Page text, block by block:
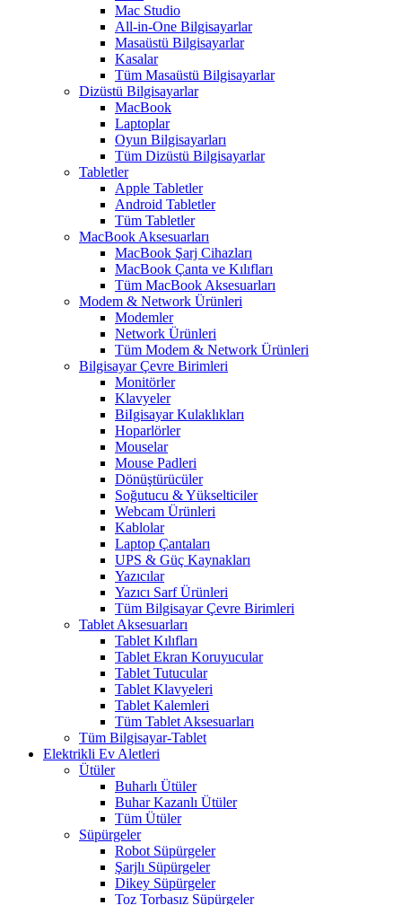
Mac Studio
All-in-One Bilgisayarlar
Masaüstü Bilgisayarlar
Kasalar
Tüm Masaüstü Bilgisayarlar
Dizüstü Bilgisayarlar
MacBook
Laptoplar
Oyun Bilgisayarları
Tüm Dizüstü Bilgisayarlar
Tabletler
Apple Tabletler
Android Tabletler
Tüm Tabletler
MacBook Aksesuarları
MacBook Şarj Cihazları
MacBook Çanta ve Kılıfları
Tüm MacBook Aksesuarları
Modem & Network Ürünleri
Modemler
Network Ürünleri
Tüm Modem & Network Ürünleri
Bilgisayar Çevre Birimleri
Monitörler
Klavyeler
BiIgisayar Kulaklıkları
Hoparlörler
Mouselar
Mouse Padleri
Dönüştürücüler
Soğutucu & Yükselticiler
Webcam Ürünleri
Kablolar
Laptop Çantaları
UPS & Güç Kaynakları
Yazıcılar
Yazıcı Sarf Ürünleri
Tüm Bilgisayar Çevre Birimleri
Tablet Aksesuarları
Tablet Kılıfları
Tablet Ekran Koruyucular
Tablet Tutucular
Tablet Klavyeleri
Tablet Kalemleri
Tüm Tablet Aksesuarları
Tüm Bilgisayar-Tablet
Elektrikli Ev Aletleri
Ütüler
Buharlı Ütüler
Buhar Kazanlı Ütüler
Tüm Ütüler
Süpürgeler
Robot Süpürgeler
Şarjlı Süpürgeler
Dikey Süpürgeler
Toz Torbasız Süpürgeler